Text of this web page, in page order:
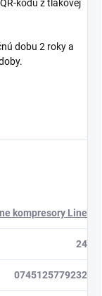
kódu z tlakovej
dobu 2 roky a
kompresory Line
24
0745125779232